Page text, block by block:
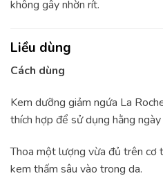
không gây nhờn rít.
Liều dùng
Cách dùng
Kem dưỡng giảm ngứa La
thích hợp để sử dụng hằng
Thoa một lượng vừa đủ trên cơ
kem thấm sâu vào trong da.